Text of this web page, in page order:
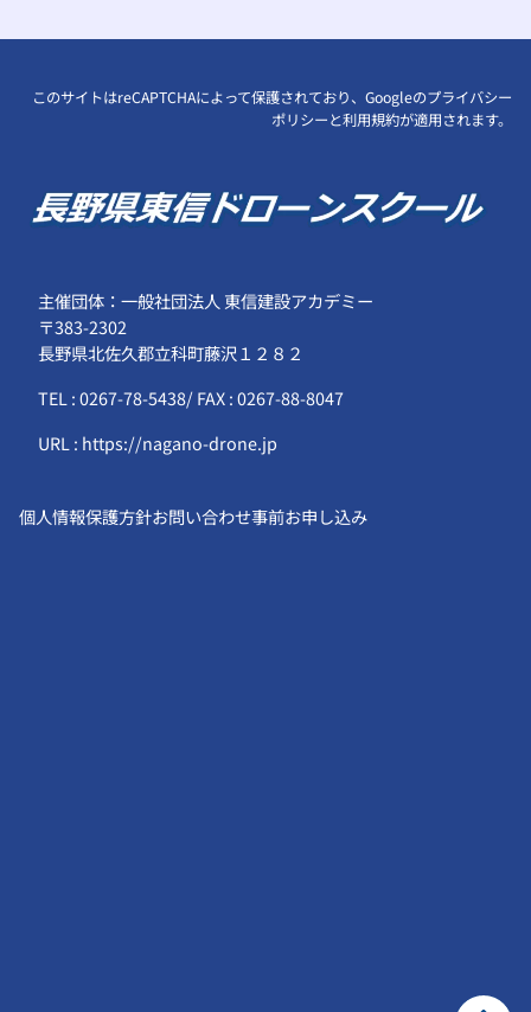
このサイトはreCAPTCHAによって保護されており、Googleのプライバシー
ポリシーと利用規約が適用されます。
主催団体：一般社団法人 東信建設アカデミー
〒383-2302
長野県北佐久郡立科町藤沢１２８２
TEL : 0267-78-5438/ FAX : 0267-88-8047
URL : https://nagano-drone.jp
個人情報保護方針お問い合わせ事前お申し込み